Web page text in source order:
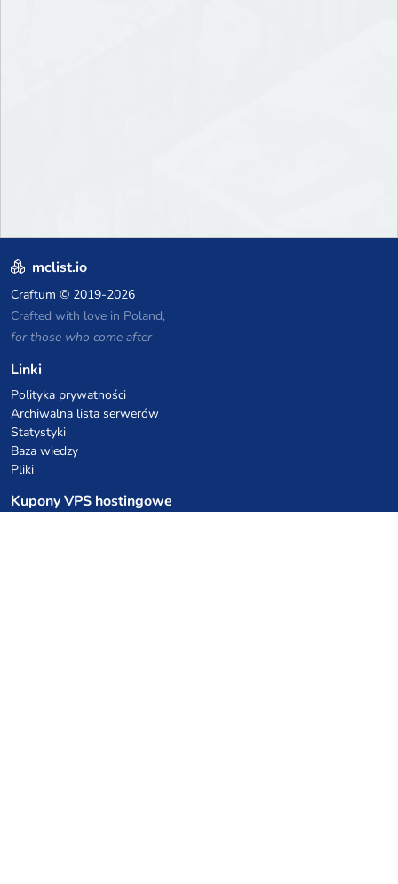
mclist.io
Craftum © 2019-2026
Crafted with love in Poland,
for those who come after
Linki
Polityka prywatności
Archiwalna lista serwerów
Statystyki
Baza wiedzy
Pliki
Kupony VPS hostingowe